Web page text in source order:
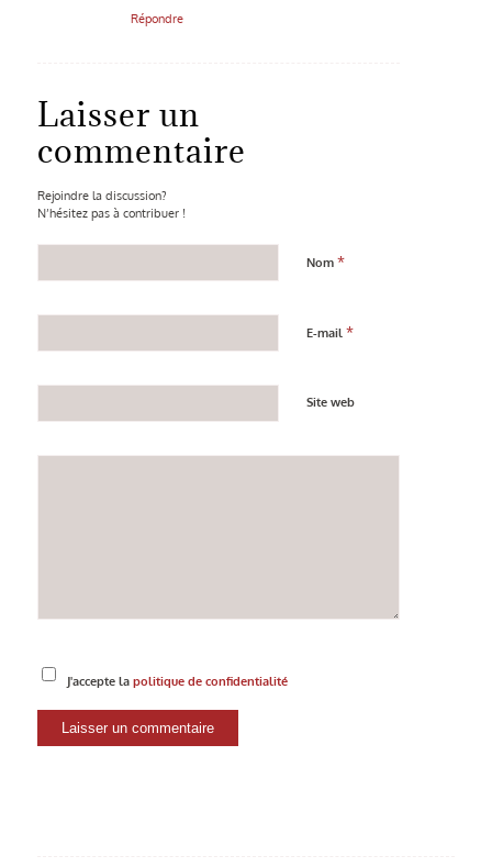
Répondre
Laisser un
commentaire
Rejoindre la discussion?
N’hésitez pas à contribuer !
Nom *
E-mail *
Site web
J'accepte lapolitique de confidentialité